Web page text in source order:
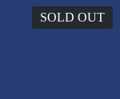
SOLD OUT